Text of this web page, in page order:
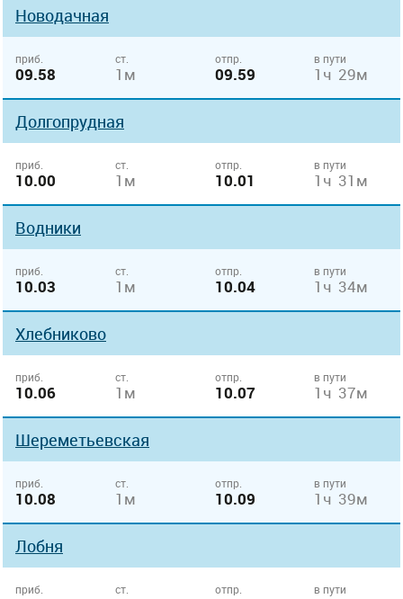
Новодачная
приб.
09.58
ст.
1м
отпр.
09.59
в пути
1ч 29м
Долгопрудная
приб.
10.00
ст.
1м
отпр.
10.01
в пути
1ч 31м
Водники
приб.
10.03
ст.
1м
отпр.
10.04
в пути
1ч 34м
Хлебниково
приб.
10.06
ст.
1м
отпр.
10.07
в пути
1ч 37м
Шереметьевская
приб.
10.08
ст.
1м
отпр.
10.09
в пути
1ч 39м
Лобня
приб. ст. отпр. в пути